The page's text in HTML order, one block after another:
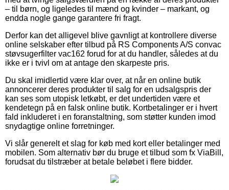
– til børn, og ligeledes til mænd og kvinder – markant, og
endda nogle gange garantere fri fragt.
Derfor kan det alligevel blive gavnligt at kontrollere diverse
online selskaber efter tilbud på RS Components A/S convac
støvsugerfilter vac162 forud for at du handler, således at du
ikke er i tvivl om at antage den skarpeste pris.
Du skal imidlertid være klar over, at når en online butik
annoncerer deres produkter til salg for en udsalgspris der
kan ses som utopisk letkøbt, er det undertiden være et
kendetegn på en falsk online butik. Kortbetalinger er i hvert
fald inkluderet i en foranstaltning, som støtter kunden imod
snydagtige online forretninger.
Vi slår generelt et slag for køb med kort eller betalinger med
mobilen. Som alternativ bør du bruge et tilbud som fx ViaBill,
forudsat du tilstræber at betale beløbet i flere bidder.